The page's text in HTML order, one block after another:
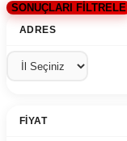
SONUÇLARI FİLTRELE
ADRES
FIYAT